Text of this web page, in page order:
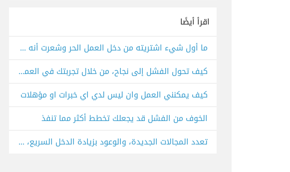
اقرأ أيضًا
ما أول شيء اشتريته من دخل العمل الحر وشعرت أنه إنجاز حقيقي؟
كيف تحول الفشل إلى نجاح، من خلال تجربتك في العمل الحر؟
كيف يمكنني العمل وان ليس لدي اي خبرات او مؤهلات
الخوف من الفشل قد يجعلك تخطط أكثر مما تنفذ
تعدد المجالات الجديدة، والوعود بزيادة الدخل السريع، الشيء اللامع من بعيد..